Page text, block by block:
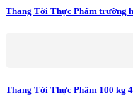
Thang Tời Thực Phẩm trường
Thang Tời Thực Phẩm 100 kg